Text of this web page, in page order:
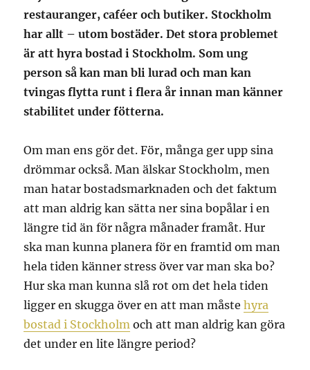
restauranger, caféer och butiker. Stockholm
har allt – utom bostäder. Det stora problemet
är att hyra bostad i Stockholm. Som ung
person så kan man bli lurad och man kan
tvingas flytta runt i flera år innan man känner
stabilitet under fötterna.
Om man ens gör det. För, många ger upp sina
drömmar också. Man älskar Stockholm, men
man hatar bostadsmarknaden och det faktum
att man aldrig kan sätta ner sina bopålar i en
längre tid än för några månader framåt. Hur
ska man kunna planera för en framtid om man
hela tiden känner stress över var man ska bo?
Hur ska man kunna slå rot om det hela tiden
ligger en skugga över en att man måstehyra
bostad i Stockholm och att man aldrig kan göra
det under en lite längre period?